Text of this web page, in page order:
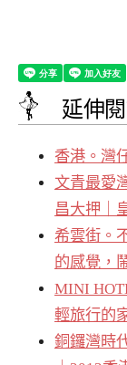
延伸
香港。灣
文青最愛
昌大押｜
希雲街。
的感覺，
MINI
輕旅行的
銅鑼灣時